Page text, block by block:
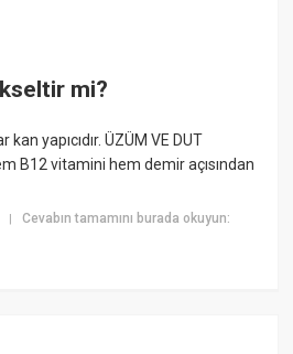
mi?
yapıcıdır. ÜZÜM VE DUT
B12 vitamini hem demir açısından
|Cevabın tamamını burada okuyun: